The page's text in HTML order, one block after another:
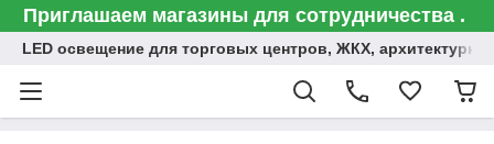
Приглашаем магазины для сотрудничества .
LED освещение для торговых центров, ЖКХ,